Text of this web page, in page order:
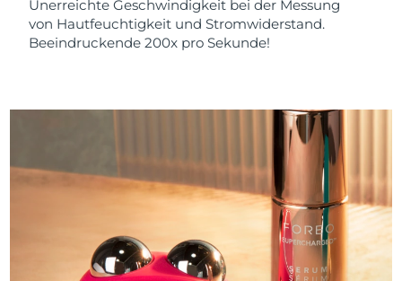
Unerreichte Geschwindigkeit bei der Messung
von Hautfeuchtigkeit und Stromwiderstand.
Beeindruckende 200x pro Sekunde!